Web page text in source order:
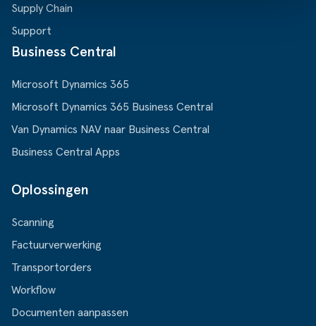
Supply Chain
Support
Business Central
Microsoft Dynamics 365
Microsoft Dynamics 365 Business Central
Van Dynamics NAV naar Business Central
Business Central Apps
Oplossingen
Scanning
Factuurverwerking
Transportorders
Workflow
Documenten aanpassen